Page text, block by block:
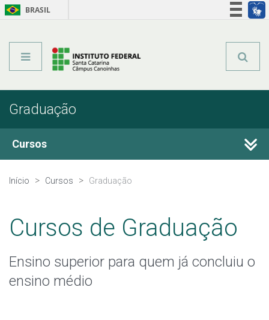
BRASIL
Graduação
Cursos
Técnicos Integrados
Qualificação Profissional e Idiomas
Educação de Jovens e Adultos
Início Cursos Graduação
Cursos de Graduação
Ensino superior para quem já concluiu o
ensino médio